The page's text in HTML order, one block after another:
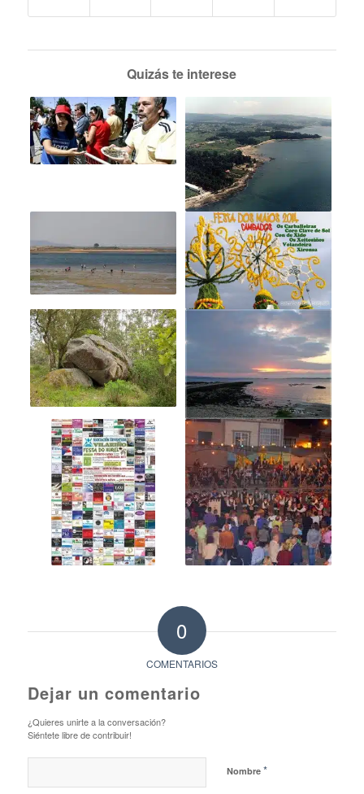
Quizás te interese
0
COMENTARIOS
Dejar un comentario
¿Quieres unirte a la conversación?
Siéntete libre de contribuir!
Nombre *